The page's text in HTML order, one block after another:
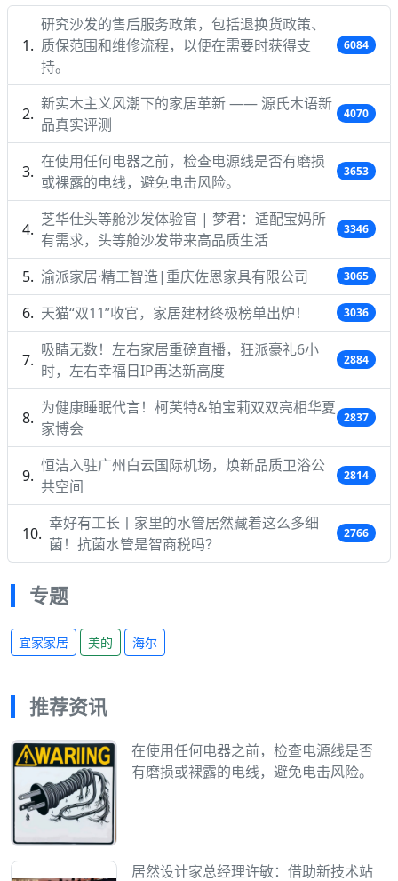
研究沙发的售后服务政策，包括退换货政策、
质保范围和维修流程，以便在需要时获得支
持。
6084
新实木主义风潮下的家居革新 —— 源氏木语新
品真实评测
4070
在使用任何电器之前，检查电源线是否有磨损
或裸露的电线，避免电击风险。
3653
芝华仕头等舱沙发体验官 | 梦君：适配宝妈所
有需求，头等舱沙发带来高品质生活
3346
渝派家居·精工智造|重庆佐恩家具有限公司 3065
天猫“双11”收官，家居建材终极榜单出炉！ 3036
吸睛无数！左右家居重磅直播，狂派豪礼6小
时，左右幸福日IP再达新高度
2884
为健康睡眠代言！柯芙特&铂宝莉双双亮相华夏
家博会
2837
恒洁入驻广州白云国际机场，焕新品质卫浴公
共空间
2814
幸好有工长丨家里的水管居然藏着这么多细
菌！抗菌水管是智商税吗？
2766
专题
宜家家居 美的 海尔
推荐资讯
在使用任何电器之前，检查电源线是否
有磨损或裸露的电线，避免电击风险。
居然设计家总经理许敏：借助新技术站